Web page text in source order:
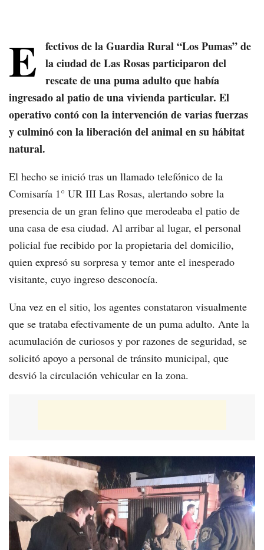
E
fectivos de la Guardia Rural “Los Pumas” de
la ciudad de Las Rosas participaron del
rescate de una puma adulto que había
ingresado al patio de una vivienda particular. El
operativo contó con la intervención de varias fuerzas
y culminó con la liberación del animal en su hábitat
natural.
El hecho se inició tras un llamado telefónico de la
Comisaría 1° UR III Las Rosas, alertando sobre la
presencia de un gran felino que merodeaba el patio de
una casa de esa ciudad. Al arribar al lugar, el personal
policial fue recibido por la propietaria del domicilio,
quien expresó su sorpresa y temor ante el inesperado
visitante, cuyo ingreso desconocía.
Una vez en el sitio, los agentes constataron visualmente
que se trataba efectivamente de un puma adulto. Ante la
acumulación de curiosos y por razones de seguridad, se
solicitó apoyo a personal de tránsito municipal, que
desvió la circulación vehicular en la zona.